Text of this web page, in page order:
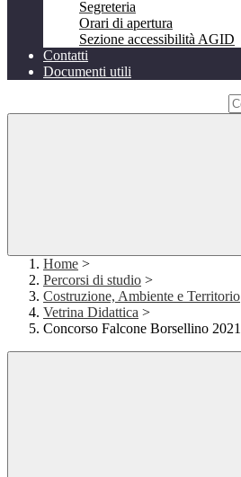
Segreteria
Orari di apertura
Sezione accessibilità AGID
Contatti
Documenti utili
Home >
Percorsi di studio >
Costruzione, Ambiente e Territorio
Vetrina Didattica >
Concorso Falcone Borsellino 2021